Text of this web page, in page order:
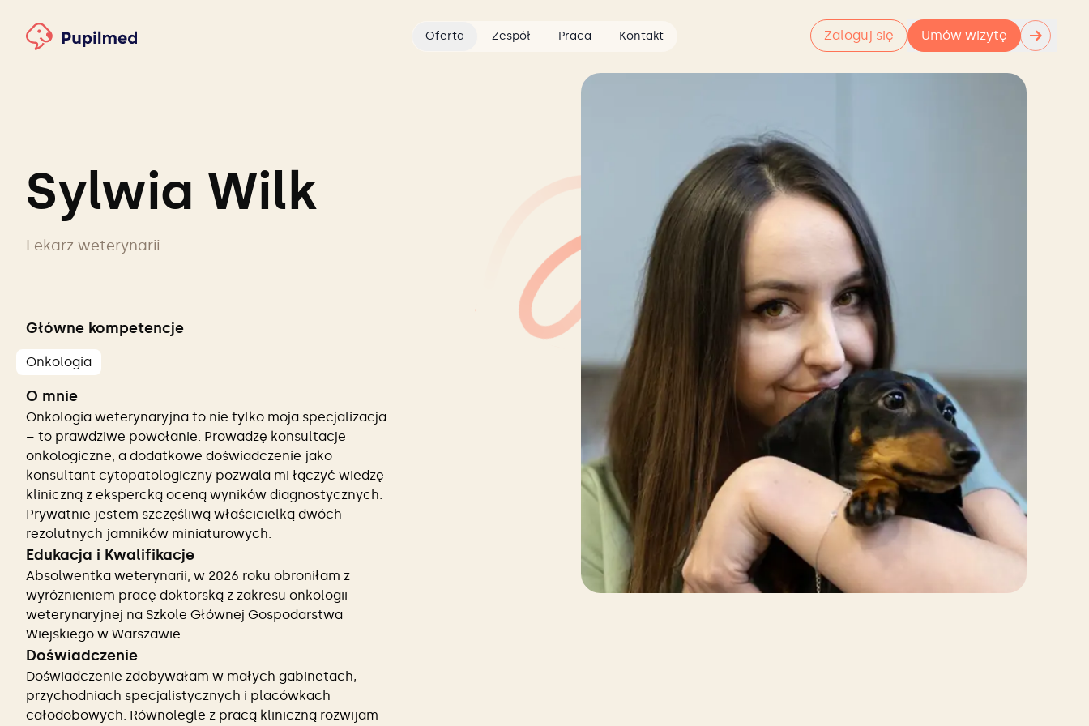
Oferta Zespół Praca Kontakt Zaloguj się Umów wizytę →
Sylwia Wilk
Lekarz weterynarii
Główne kompetencje
Onkologia
O mnie
Onkologia weterynaryjna to nie tylko moja specjalizacja
– to prawdziwe powołanie. Prowadzę konsultacje
onkologiczne, a dodatkowe doświadczenie jako
konsultant cytopatologiczny pozwala mi łączyć wiedzę
kliniczną z ekspercką oceną wyników diagnostycznych.
Prywatnie jestem szczęśliwą właścicielką dwóch
rezolutnych jamników miniaturowych.
Edukacja i Kwalifikacje
Absolwentka weterynarii, w 2026 roku obroniłam z
wyróżnieniem pracę doktorską z zakresu onkologii
weterynaryjnej na Szkole Głównej Gospodarstwa
Wiejskiego w Warszawie.
Doświadczenie
Doświadczenie zdobywałam w małych gabinetach,
przychodniach specjalistycznych i placówkach
całodobowych. Równolegle z pracą kliniczną rozwijam